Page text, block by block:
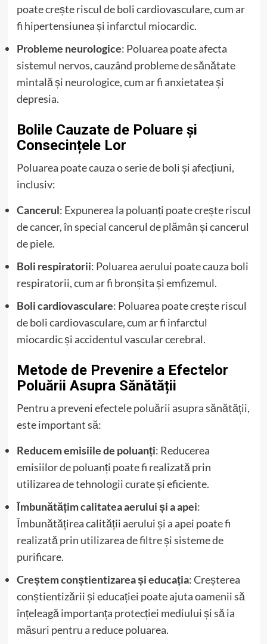
poate crește riscul de boli cardiovasculare, cum ar
fi hipertensiunea și infarctul miocardic.
Probleme neurologice: Poluarea poate afecta
sistemul nervos, cauzând probleme de sănătate
mintală și neurologice, cum ar fi anxietatea și
depresia.
Bolile Cauzate de Poluare și
Consecințele Lor
Poluarea poate cauza o serie de boli și afecțiuni,
inclusiv:
Cancerul: Expunerea la poluanți poate crește riscul
de cancer, în special cancerul de plămân și cancerul
de piele.
Boli respiratorii: Poluarea aerului poate cauza boli
respiratorii, cum ar fi bronșita și emfizemul.
Boli cardiovasculare: Poluarea poate crește riscul
de boli cardiovasculare, cum ar fi infarctul
miocardic și accidentul vascular cerebral.
Metode de Prevenire a Efectelor
Poluării Asupra Sănătății
Pentru a preveni efectele poluării asupra sănătății,
este important să:
Reducem emisiile de poluanți: Reducerea
emisiilor de poluanți poate fi realizată prin
utilizarea de tehnologii curate și eficiente.
Îmbunătățim calitatea aerului și a apei:
Îmbunătățirea calității aerului și a apei poate fi
realizată prin utilizarea de filtre și sisteme de
purificare.
Creștem conștientizarea și educația: Creșterea
conștientizării și educației poate ajuta oamenii să
înțeleagă importanța protecției mediului și să ia
măsuri pentru a reduce poluarea.